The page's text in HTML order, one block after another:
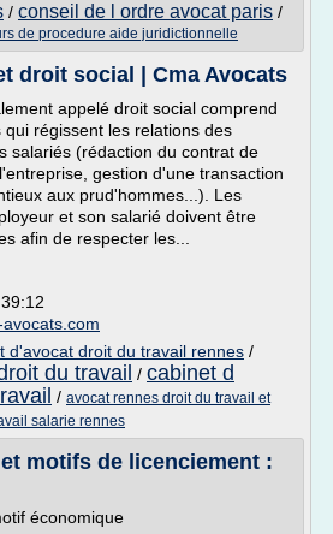
/ conseil de l ordre avocat paris /
de procedure aide juridictionnelle
droit social | Cma Avocats
appelé droit social comprend
régissent les relations des
salariés (rédaction du contrat de
gestion d'une transaction
aux prud'hommes...). Les
et son salarié doivent être
afin de respecter les...
d'avocat droit du travail rennes /
du travail / cabinet d
/ avocat rennes droit du travail et
salarie rennes
motifs de licenciement :
économique